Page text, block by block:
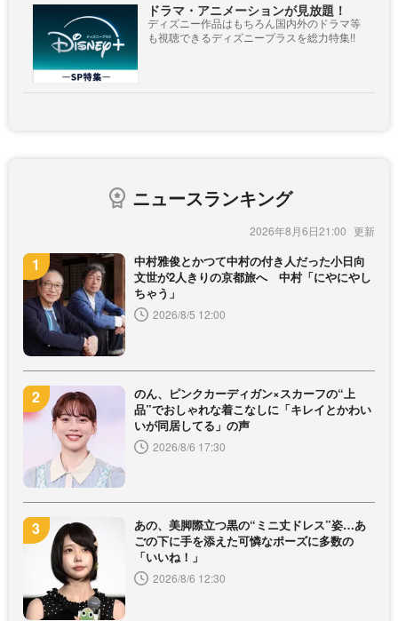
ドラマ・アニメーションが見放題！
ディズニー作品はもちろん国内外のドラマ等
も視聴できるディズニープラスを総力特集!!
ニュースランキング
2026年8月6日21:00
中村雅俊とかつて中村の付き人だった小日向
文世が2人きりの京都旅へ 中村「にやにやし
ちゃう」
2026/8/5 12:00
のん、ピンクカーディガン×スカーフの“上
品”でおしゃれな着こなしに「キレイとかわい
いが同居してる」の声
2026/8/6 17:30
あの、美脚際立つ黒の“ミニ丈ドレス”姿…あ
ごの下に手を添えた可憐なポーズに多数の
「いいね！」
2026/8/6 12:30